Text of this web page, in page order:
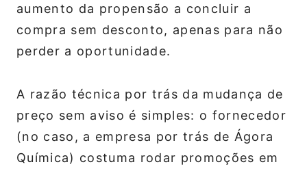
aumento da propensão a concluir a
compra sem desconto, apenas para não
perder a oportunidade.
A razão técnica por trás da mudança de
preço sem aviso é simples: o fornecedor
(no caso, a empresa por trás de Ágora
Química) costuma rodar promoções em